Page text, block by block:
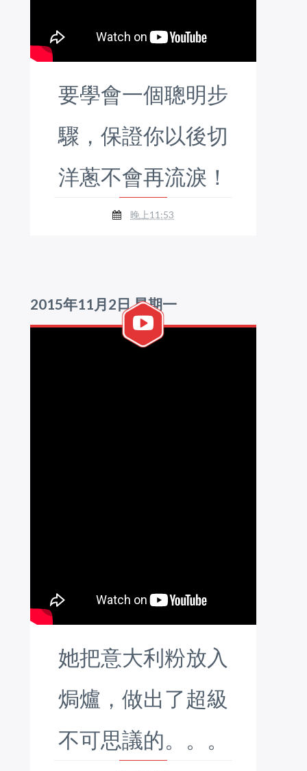
要學會一個聰明步
驟，保證你以後切
洋蔥不會再流淚！
晚上11:53
2015年11月2日 星期一
她把意大利粉放入
焗爐，做出了超級
不可思議的。。。